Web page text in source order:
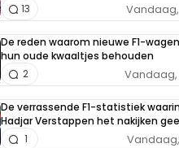
Vandaag,
13
De reden waarom nieuwe F1-
hun oude kwaaltjes behouden
Vandaag,
2
De verrassende F1-statistiek waarin
Hadjar Verstappen het nakijken
Vandaag,
1